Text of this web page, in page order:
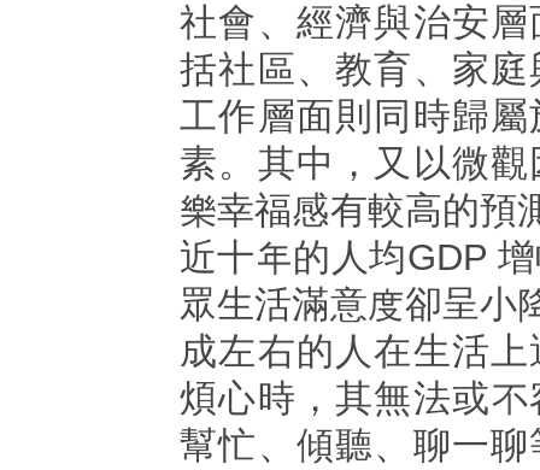
社會、經濟與治安
括社區、教育、家
工作層面則同時歸
素。其中，又以微
樂幸福感有較高的預
近十年的人均GDP
眾生活滿意度卻呈小
成左右的人在生活
煩心時，其無法或
幫忙、傾聽、聊一